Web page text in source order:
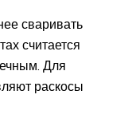
сваривать
считается
Для
раскосы